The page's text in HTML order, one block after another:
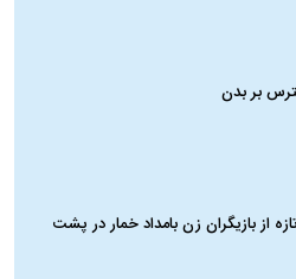
بر بدن
از بازیگران زن بامداد خمار در پشت